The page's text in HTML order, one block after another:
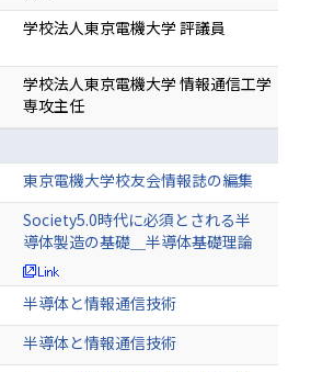
学校法人東京電機大学 評議員
学校法人東京電機大学 情報通信工学
専攻主任
東京電機大学校友会情報誌の編集
Society5.0時代に必須とされる半
導体製造の基礎＿半導体基礎理論
半導体と情報通信技術
半導体と情報通信技術